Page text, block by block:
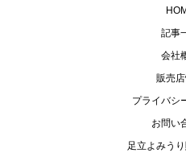
記事
会社
販売
プライバシ
お問い
足立よみう